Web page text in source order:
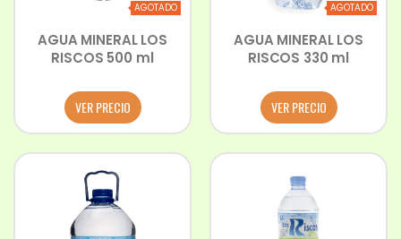
AGOTADO
AGUA MINERAL LOS
RISCOS 500 ml
VER PRECIO
AGOTADO
AGUA MINERAL LOS
RISCOS 330 ml
VER PRECIO